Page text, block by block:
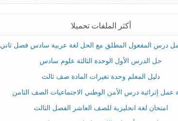
أكثر الملفات تحميلا
درس المفعول المطلق مع الحل لغة عربية سادس فصل ثاني
حل الدرس الأول الوحدة الثالثة علوم سادس
دليل المعلم وحدة تغيرات المادة صف ثالث
عمل إثرائية درس الأمن الوطني الاجتماعيات الصف الثامن
امتحان لغة انجليزية للصف العاشر الفصل الثالث